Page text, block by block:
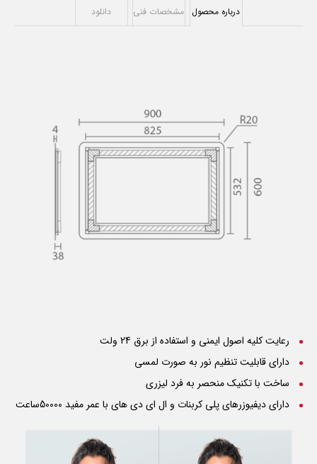
درباره محصول مشخصات فنی دانلود
رعایت کلیه اصول ایمنی و استفاده از برق 24 ولت
دارای قابلیت تنظیم نور به صورت لمسی
ساخت با تکنیک منحصر به فرد لیزری
دارای دیفیوزرهای پلی کربنات و ال ای دی های با عمر مفید 50000ساعت